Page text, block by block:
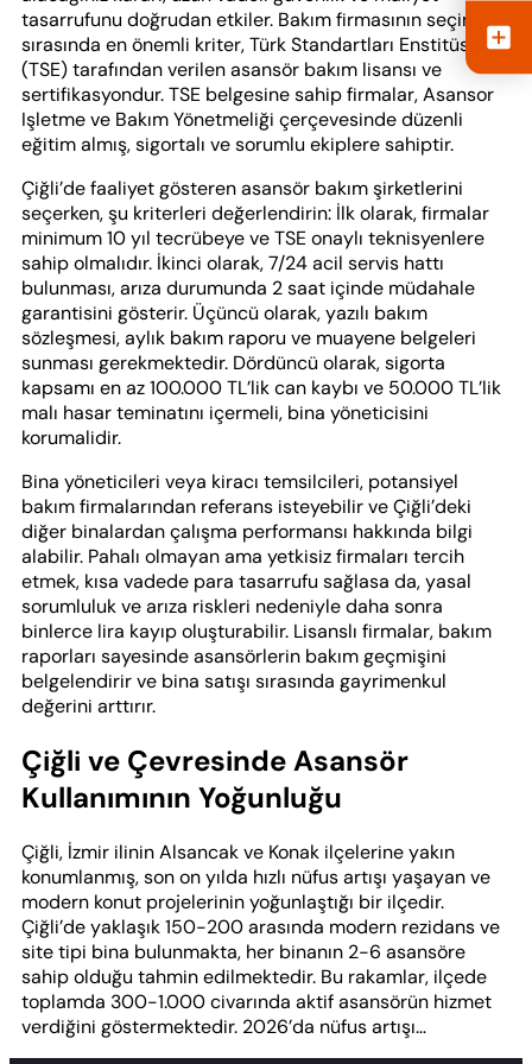
tasarrufunu doğrudan etkiler. Bakım firmasının seçimi
sırasında en önemli kriter, Türk Standartları Enstitüsü
(TSE) tarafından verilen asansör bakım lisansı ve
sertifikasyondur. TSE belgesine sahip firmalar, Asansor
Işletme ve Bakım Yönetmeliği çerçevesinde düzenli
eğitim almış, sigortalı ve sorumlu ekiplere sahiptir.
Çiğli’de faaliyet gösteren asansör bakım şirketlerini
seçerken, şu kriterleri değerlendirin: İlk olarak, firmalar
minimum 10 yıl tecrübeye ve TSE onaylı teknisyenlere
sahip olmalıdır. İkinci olarak, 7/24 acil servis hattı
bulunması, arıza durumunda 2 saat içinde müdahale
garantisini gösterir. Üçüncü olarak, yazılı bakım
sözleşmesi, aylık bakım raporu ve muayene belgeleri
sunması gerekmektedir. Dördüncü olarak, sigorta
kapsamı en az 100.000 TL’lik can kaybı ve 50.000 TL’lik
malı hasar teminatını içermeli, bina yöneticisini
korumalidir.
Bina yöneticileri veya kiracı temsilcileri, potansiyel
bakım firmalarından referans isteyebilir ve Çiğli’deki
diğer binalardan çalışma performansı hakkında bilgi
alabilir. Pahalı olmayan ama yetkisiz firmaları tercih
etmek, kısa vadede para tasarrufu sağlasa da, yasal
sorumluluk ve arıza riskleri nedeniyle daha sonra
binlerce lira kayıp oluşturabilir. Lisanslı firmalar, bakım
raporları sayesinde asansörlerin bakım geçmişini
belgelendirir ve bina satışı sırasında gayrimenkul
değerini arttırır.
Çiğli ve Çevresinde Asansör
Kullanımının Yoğunluğu
Çiğli, İzmir ilinin Alsancak ve Konak ilçelerine yakın
konumlanmış, son on yılda hızlı nüfus artışı yaşayan ve
modern konut projelerinin yoğunlaştığı bir ilçedir.
Çiğli’de yaklaşık 150-200 arasında modern rezidans ve
site tipi bina bulunmakta, her binanın 2-6 asansöre
sahip olduğu tahmin edilmektedir. Bu rakamlar, ilçede
toplamda 300-1.000 civarında aktif asansörün hizmet
verdiğini göstermektedir. 2026’da nüfus artışı…